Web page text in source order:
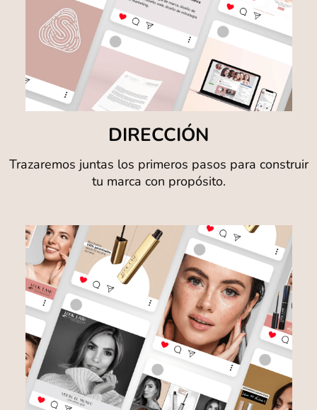
DIRECCIÓN
Trazaremos juntas los primeros pasos para construir
tu marca con propósito.